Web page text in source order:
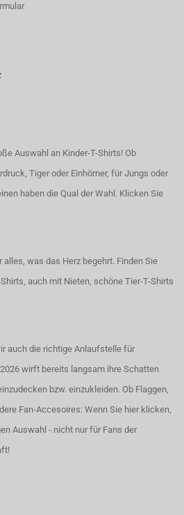
Auswahl an Kinder-T-Shirts! Ob
Tiger oder Einhörner, für Jungs oder
haben die Qual der Wahl. Klicken Sie
was das Herz begehrt. Finden Sie
, auch mit Nieten, schöne Tier-T-Shirts
auch die richtige Anlaufstelle für
wirft bereits langsam ihre Schatten
bzw. einzukleiden. Ob Flaggen,
Fan-Accesoires: Wenn Sie hier klicken,
Auswahl - nicht nur für Fans der